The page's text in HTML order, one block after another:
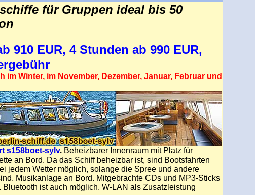
für Gruppen ideal bis 50
910 EUR, 4 Stunden ab 990 EUR,
im Winter, im November, Dezember, Januar, Februar und
s158boet-sylv. Beheizbarer Innenraum mit Platz für
an Bord. Da das Schiff beheizbar ist, sind Bootsfahrten
jedem Wetter möglich, solange die Spree und andere
Musikanlage an Bord. Mitgebrachte CDs und MP3-Sticks
ist auch möglich. W-LAN als Zusatzleistung